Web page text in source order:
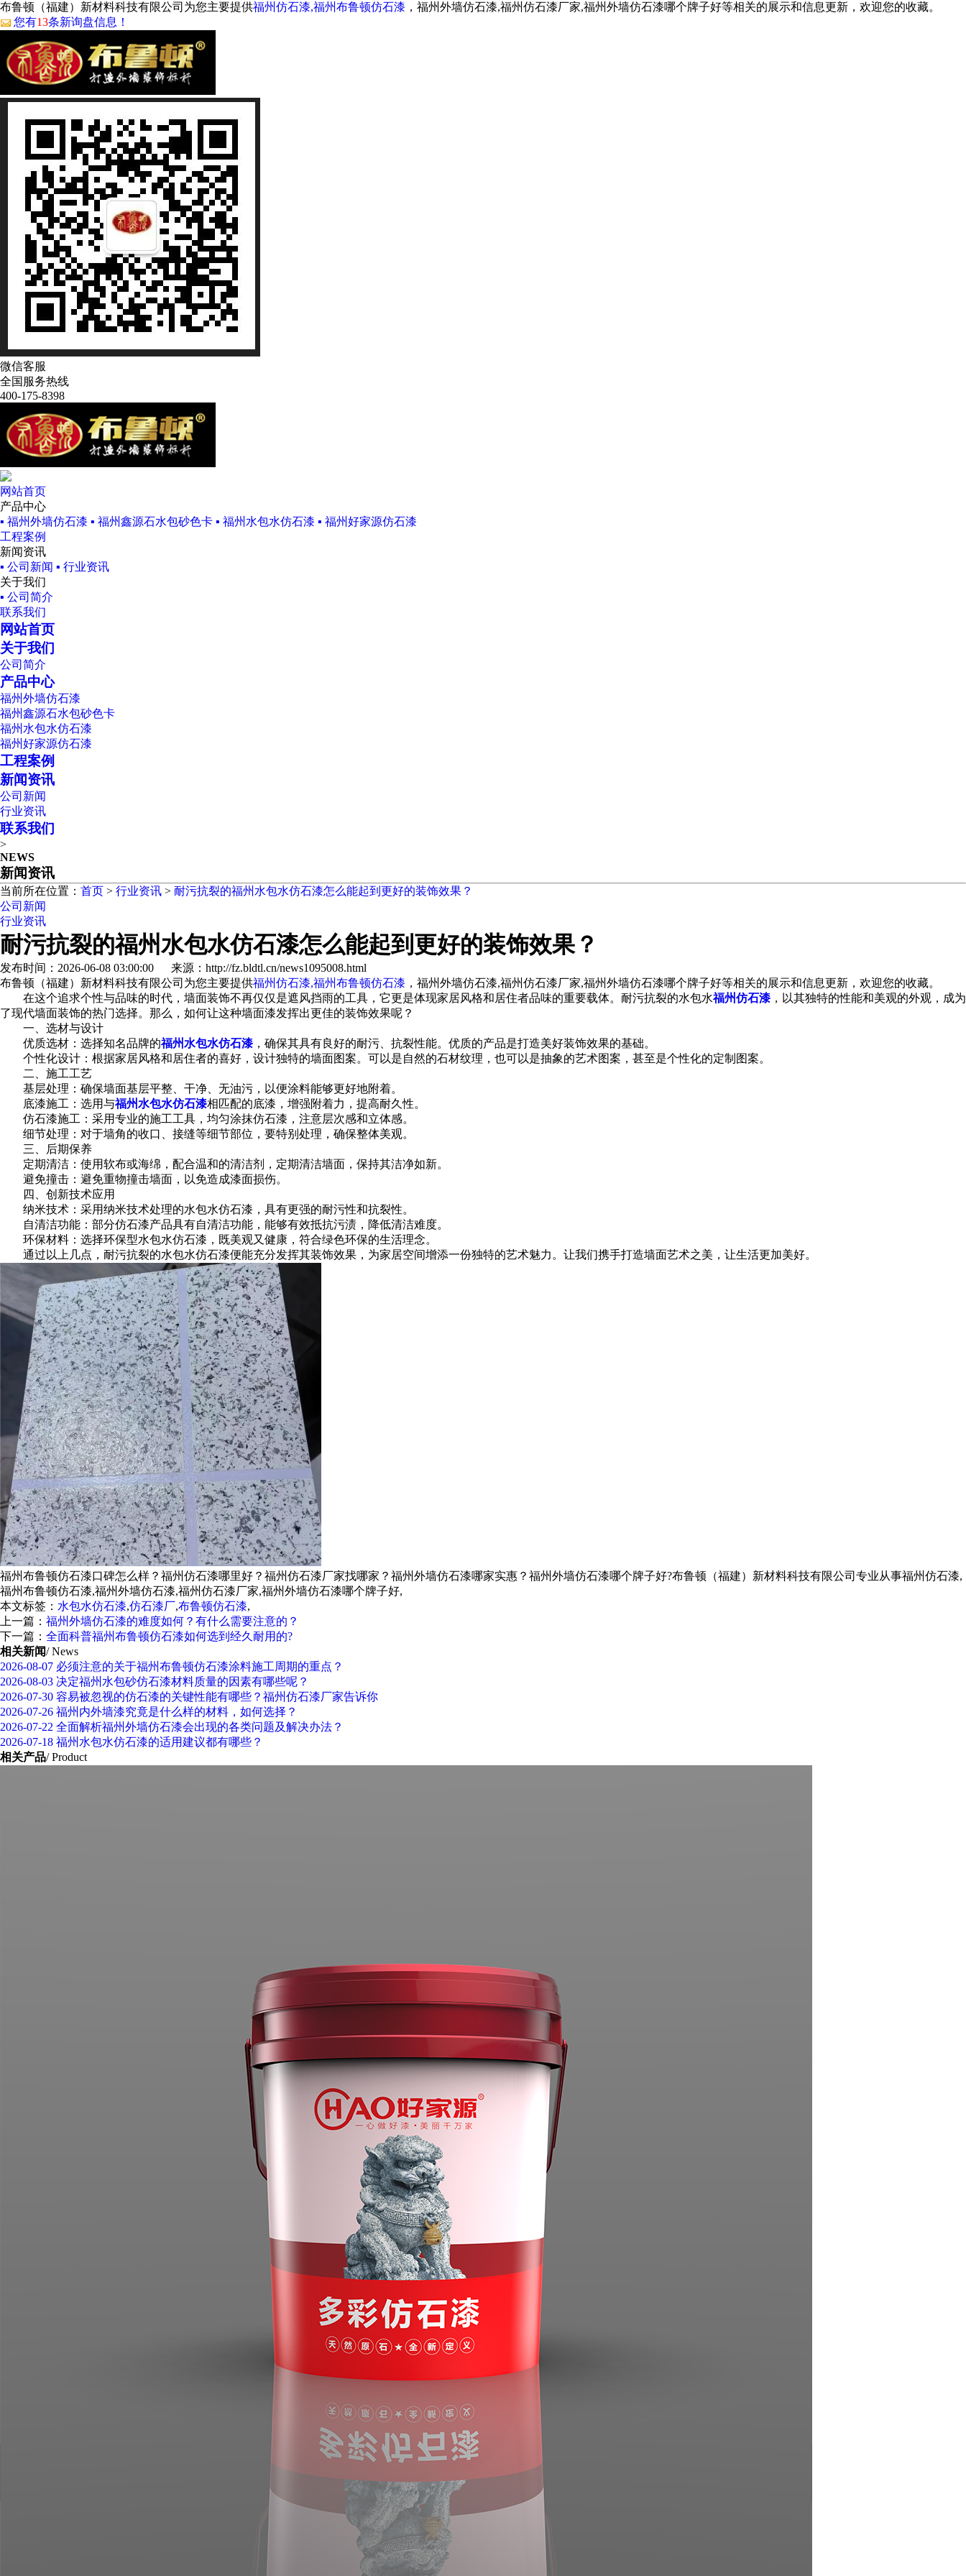
布鲁顿（福建）新材料科技有限公司为您主要提供福州仿石漆,福州布鲁顿仿石漆 ，福州外墙仿石漆,福州仿石漆厂家,福州外墙仿石漆哪个牌子好等相关的展示和信息更新，欢迎您的收藏。
您有13条新询盘信息！
微信客服
全国服务热线
400-175-8398
网站首页
产品中心
▪ 福州外墙仿石漆 ▪ 福州鑫源石水包砂色卡 ▪ 福州水包水仿石漆 ▪ 福州好家源仿石漆
工程案例
新闻资讯
▪ 公司新闻 ▪ 行业资讯
关于我们
▪ 公司简介
联系我们
网站首页
关于我们
公司简介
产品中心
福州外墙仿石漆
福州鑫源石水包砂色卡
福州水包水仿石漆
福州好家源仿石漆
工程案例
新闻资讯
公司新闻
行业资讯
联系我们
>
NEWS
新闻资讯
当前所在位置： 首页 > 行业资讯 > 耐污抗裂的福州水包水仿石漆怎么能起到更好的装饰效果？
公司新闻
行业资讯
耐污抗裂的福州水包水仿石漆怎么能起到更好的装饰效果？
发布时间：2026-06-08 03:00:00 来源：http://fz.bldtl.cn/news1095008.html
布鲁顿（福建）新材料科技有限公司为您主要提供福州仿石漆,福州布鲁顿仿石漆 ，福州外墙仿石漆,福州仿石漆厂家,福州外墙仿石漆哪个牌子好等相关的展示和信息更新，欢迎您的收藏。
在这个追求个性与品味的时代，墙面装饰不再仅仅是遮风挡雨的工具，它更是体现家居风格和居住者品味的重要载体。耐污抗裂的水包水福州仿石漆 ，以其独特的性能和美观的外观，成为
了现代墙面装饰的热门选择。那么，如何让这种墙面漆发挥出更佳的装饰效果呢？
一、选材与设计
优质选材：选择知名品牌的福州水包水仿石漆 ，确保其具有良好的耐污、抗裂性能。优质的产品是打造美好装饰效果的基础。
个性化设计：根据家居风格和居住者的喜好，设计独特的墙面图案。可以是自然的石材纹理，也可以是抽象的艺术图案，甚至是个性化的定制图案。
二、施工工艺
基层处理：确保墙面基层平整、干净、无油污，以便涂料能够更好地附着。
底漆施工：选用与福州水包水仿石漆相匹配的底漆，增强附着力，提高耐久性。
仿石漆施工：采用专业的施工工具，均匀涂抹仿石漆，注意层次感和立体感。
细节处理：对于墙角的收口、接缝等细节部位，要特别处理，确保整体美观。
三、后期保养
定期清洁：使用软布或海绵，配合温和的清洁剂，定期清洁墙面，保持其洁净如新。
避免撞击：避免重物撞击墙面，以免造成漆面损伤。
四、创新技术应用
纳米技术：采用纳米技术处理的水包水仿石漆，具有更强的耐污性和抗裂性。
自清洁功能：部分仿石漆产品具有自清洁功能，能够有效抵抗污渍，降低清洁难度。
环保材料：选择环保型水包水仿石漆，既美观又健康，符合绿色环保的生活理念。
通过以上几点，耐污抗裂的水包水仿石漆便能充分发挥其装饰效果，为家居空间增添一份独特的艺术魅力。让我们携手打造墙面艺术之美，让生活更加美好。
福州布鲁顿仿石漆口碑怎么样？福州仿石漆哪里好？福州仿石漆厂家找哪家？福州外墙仿石漆哪家实惠？福州外墙仿石漆哪个牌子好?布鲁顿（福建）新材料科技有限公司专业从事福州仿石漆,
福州布鲁顿仿石漆,福州外墙仿石漆,福州仿石漆厂家,福州外墙仿石漆哪个牌子好,
本文标签： 水包水仿石漆,仿石漆厂,布鲁顿仿石漆,
上一篇： 福州外墙仿石漆的难度如何？有什么需要注意的？
下一篇： 全面科普福州布鲁顿仿石漆如何选到经久耐用的?
相关新闻/ News
2026-08-07 必须注意的关于福州布鲁顿仿石漆涂料施工周期的重点？
2026-08-03 决定福州水包砂仿石漆材料质量的因素有哪些呢？
2026-07-30 容易被忽视的仿石漆的关键性能有哪些？福州仿石漆厂家告诉你
2026-07-26 福州内外墙漆究竟是什么样的材料，如何选择？
2026-07-22 全面解析福州外墙仿石漆会出现的各类问题及解决办法？
2026-07-18 福州水包水仿石漆的适用建议都有哪些？
相关产品/ Product